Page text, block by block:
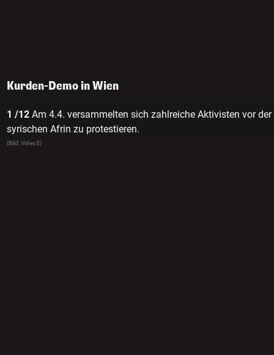
Kurden-Demo in Wien
1 /12 Am 4.4. versammelten sich zahlreiche Aktivisten vor
syrischen Afrin zu protestieren.
(Bild: Video3)